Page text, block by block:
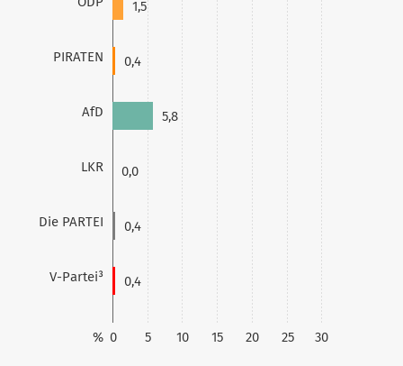
PIRATEN
AfD
LKR
Die PARTEI
V-Partei³
0 5 10 15 20 25 30
%
1,5
0,4
5,8
0,0
0,4
0,4